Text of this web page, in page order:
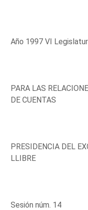
Año 1997 VI
PARA LAS
DE CUENTAS
PRESIDENCIA DEL
LLIBRE
Sesión núm. 14